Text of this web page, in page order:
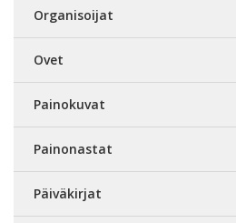
Organisoijat
Ovet
Painokuvat
Painonastat
Päiväkirjat